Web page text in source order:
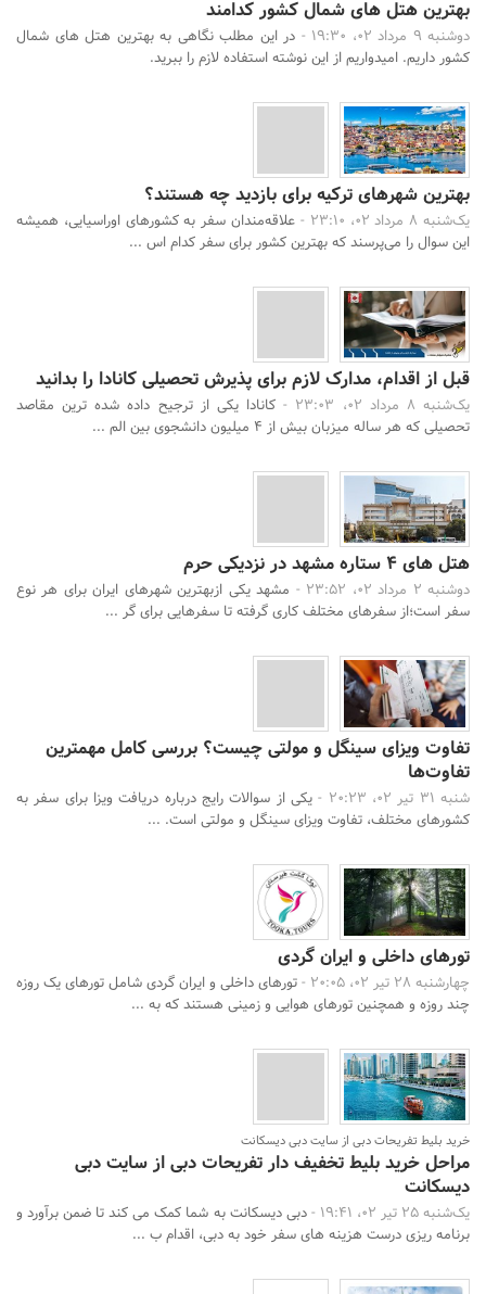
بهترین هتل های شمال کشور کدامند
دوشنبه 9 مرداد 02، 19:30 -
در این مطلب نگاهی به بهترین هتل های شمال
کشور داریم. امیدواریم از این نوشته استفاده لازم را ببرید.
بهترین شهرهای ترکیه برای بازدید چه هستند؟
یک‌شنبه 8 مرداد 02، 23:10 -
علاقه‌مندان سفر به کشورهای اوراسیایی، همیشه
این سوال را می‌پرسند که بهترین کشور برای سفر کدام اس ...
قبل از اقدام، مدارک لازم برای پذیرش تحصیلی کانادا را بدانید
یک‌شنبه 8 مرداد 02، 23:03 -
کانادا یکی از ترجیح داده شده ترین مقاصد
تحصیلی که هر ساله میزبان بیش از 4 میلیون دانشجوی بین الم ...
هتل ‌های ۴ ستاره مشهد در نزدیکی حرم
دوشنبه 2 مرداد 02، 23:52 -
مشهد یکی ازبهترین شهرهای ایران برای هر نوع
سفر است؛از سفرهای مختلف کاری گرفته تا سفرهایی برای گر ...
تفاوت ویزای سینگل و مولتی چیست؟ بررسی کامل مهمترین
تفاوت‌ها
شنبه 31 تیر 02، 20:23 -
یکی از سوالات رایج درباره دریافت ویزا برای سفر به
کشورهای مختلف، تفاوت ویزای سینگل و مولتی است. ...
تورهای داخلی و ایران گردی
چهارشنبه 28 تیر 02، 20:05 -
تورهای داخلی و ایران گردی شامل تورهای یک روزه
چند روزه و همچنین تورهای هوایی و زمینی هستند که به ...
خرید بلیط تفریحات دبی از سایت دبی دیسکانت
مراحل خرید بلیط تخفیف دار تفریحات دبی از سایت دبی
دیسکانت
یک‌شنبه 25 تیر 02، 19:41 -
دبی دیسکانت به شما کمک می کند تا ضمن برآورد و
برنامه ریزی درست هزینه های سفر خود به دبی، اقدام ب ...